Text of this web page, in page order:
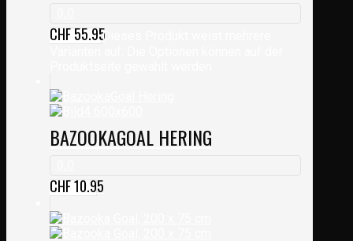
CHF55.95Dieses Produkt weist mehrere
BAZOOKAGOAL HERING
CHF10.95